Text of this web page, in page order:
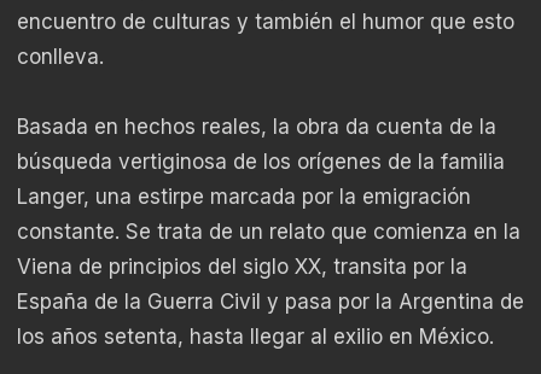
encuentro de culturas y también el humor que esto
conlleva.
Basada en hechos reales, la obra da cuenta de la
búsqueda vertiginosa de los orígenes de la familia
Langer, una estirpe marcada por la emigración
constante. Se trata de un relato que comienza en la
Viena de principios del siglo XX, transita por la
España de la Guerra Civil y pasa por la Argentina de
los años setenta, hasta llegar al exilio en México.